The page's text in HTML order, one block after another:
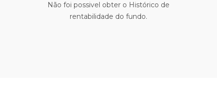
Não foi possivel obter o Histórico de
rentabilidade do fundo.